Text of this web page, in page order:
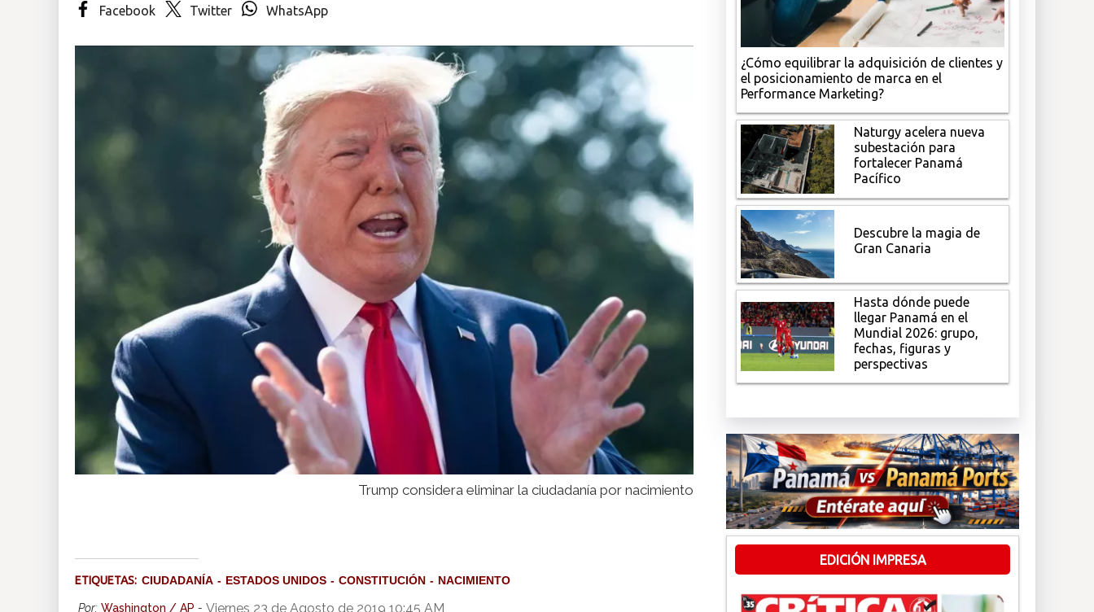
Facebook Twitter WhatsApp
Trump considera eliminar la ciudadanía por nacimiento
ETIQUETAS: CIUDADANÍA ESTADOS UNIDOS CONSTITUCIÓN NACIMIENTO
Por: Washington / AP - Viernes 23 de Agosto de 2019 10:45 AM
¿Cómo equilibrar la adquisición de clientes y
el posicionamiento de marca en el
Performance Marketing?
Naturgy acelera nueva
subestación para
fortalecer Panamá
Pacífico
Descubre la magia de
Gran Canaria
Hasta dónde puede
llegar Panamá en el
Mundial 2026: grupo,
fechas, figuras y
perspectivas
EDICIÓN IMPRESA